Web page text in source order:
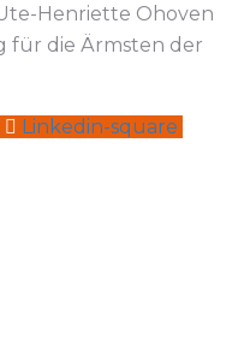
Henriette Ohoven
für die Ärmsten der
Linkedin-square